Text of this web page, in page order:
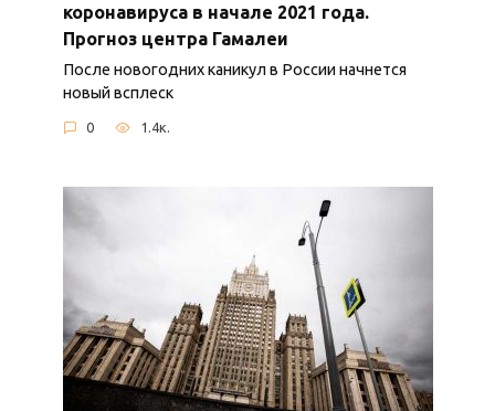
коронавируса в начале 2021 года.
Прогноз центра Гамалеи
После новогодних каникул в России начнется
новый всплеск
0 1.4к.